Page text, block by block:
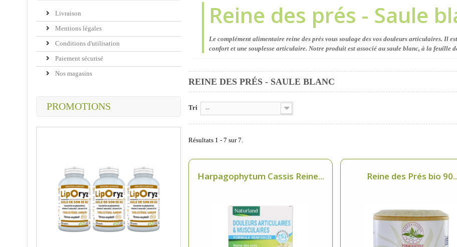
Livraison
Mentions légales
Conditions d'utilisation
Paiement sécurisé
Nos magasins
PROMOTIONS
Reine des prés - Saule
Le complément alimentaire reine des prés vous soulage des vos douleurs articulaires. Il
confort et une souplesse articulaire. Notre produit est associé au saule blanc, à la feuille
REINE DES PRÉS - SAULE BLANC
Tri --
Résultats 1 - 7 sur 7.
Harpagophytum Cassis Reine... Reine des Prés bio